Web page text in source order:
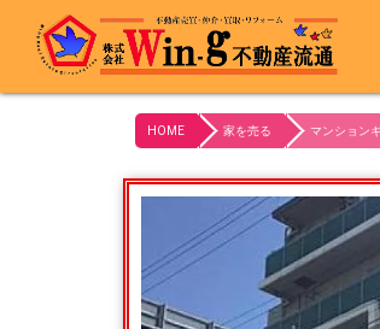
最終更新日:2023/10/21
HOME 家を売る マンション